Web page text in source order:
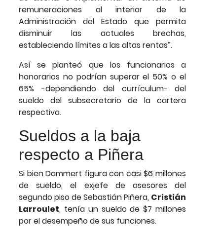
remuneraciones al interior de la
Administración del Estado que permita
disminuir las actuales brechas,
estableciendo límites a las altas rentas”.
Así se planteó que los funcionarios a
honorarios no podrían superar el 50% o el
65% -dependiendo del currículum- del
sueldo del subsecretario de la cartera
respectiva.
Sueldos a la baja
respecto a Piñera
Si bien Dammert figura con casi $6 millones
de sueldo, el exjefe de asesores del
segundo piso de Sebastián Piñera, Cristián
Larroulet, tenía un sueldo de $7 millones
por el desempeño de sus funciones.